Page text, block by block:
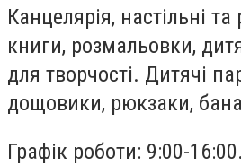
Канцелярія, настільні
книги, розмальовки,
для творчості. Дитячі
дощовики, рюкзаки,
Графік роботи: 9:00-